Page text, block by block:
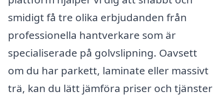
smidigt få tre olika erbjudanden från
professionella hantverkare som är
specialiserade på golvslipning. Oavsett
om du har parkett, laminate eller massivt
trä, kan du lätt jämföra priser och tjänster